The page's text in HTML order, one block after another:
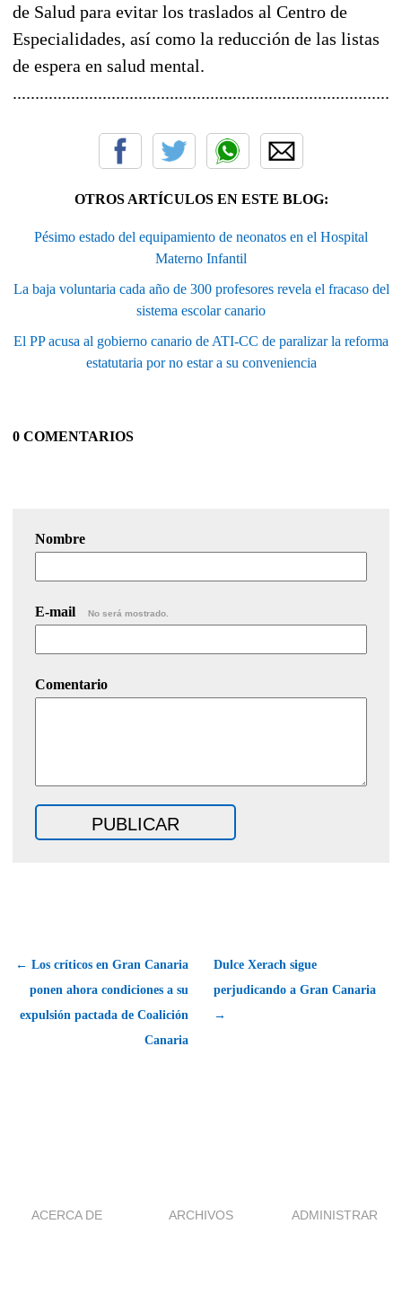
de Salud para evitar los traslados al Centro de
Especialidades, así como la reducción de las listas
de espera en salud mental.
OTROS ARTÍCULOS EN ESTE BLOG:
Pésimo estado del equipamiento de neonatos en el Hospital
Materno Infantil
La baja voluntaria cada año de 300 profesores revela el fracaso del
sistema escolar canario
El PP acusa al gobierno canario de ATI-CC de paralizar la reforma
estatutaria por no estar a su conveniencia
0 COMENTARIOS
Nombre
E-mail No será mostrado.
Comentario
← Los críticos en Gran Canaria
ponen ahora condiciones a su
expulsión pactada de Coalición
Canaria
Dulce Xerach sigue
perjudicando a Gran Canaria
→
ACERCA DE ARCHIVOS ADMINISTRAR